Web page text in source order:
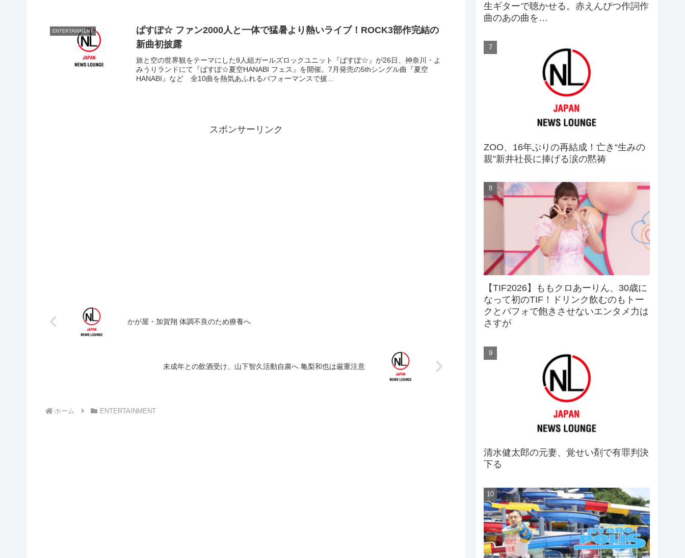
ENTERTAINMENT
ぱすぽ☆ ファン2000人と一体で猛暑より熱いライブ！ROCK3部作完結の
新曲初披露
旅と空の世界観をテーマにした9人組ガールズロックユニット『ぱすぽ☆』が26日、神奈川・よ
みうりランドにて『ぱすぽ☆夏空HANABI フェス』を開催。7月発売の5thシングル曲『夏空
HANABI』など 全10曲を熱気あふれるパフォーマンスで披...
スポンサーリンク
かが屋・加賀翔 体調不良のため療養へ
未成年との飲酒受け、山下智久活動自粛へ 亀梨和也は厳重注意
ホーム ENTERTAINMENT
生ギターで聴かせる。赤えんぴつ作詞作
曲のあの曲を…
ZOO、16年ぶりの再結成！亡き“生みの
親”新井社長に捧げる涙の黙祷
【TIF2026】ももクロあーりん、30歳に
なって初のTIF！ドリンク飲むのもトー
クとパフォで飽きさせないエンタメ力は
さすが
清水健太郎の元妻、覚せい剤で有罪判決
下る